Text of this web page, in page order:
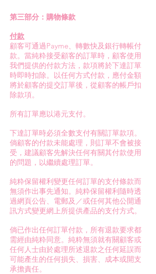
第三部分：購物條款
付款
顧客可通過Payme、轉數快及銀行轉帳付
款。當純粋接受顧客的訂單時，顧客使用
我們提供的付款方法，款項將於下達訂單
時即時扣除。以任何方式付款，應付金額
將於顧客的提交訂單後，從顧客的帳戶扣
除款項。
所有訂單應以港元支付。
下達訂單時必須全數支付有關訂單款項。
倘顧客的付款未能處理，則訂單不會被接
受，建議顧客先解決任何有關其付款使用
的問題，以繼續處理訂單。
純粋保留權利變更任何訂單的支付條款而
無須作出事先通知。純粋保留權利隨時透
過網頁公告、電郵及／或任何其他公開通
訊方式變更網上所提供產品的支付方式。
倘已作出任何訂單付款，所有退款要求都
需經由純粋同意。純粋無須就有關顧客或
任何人士由於處理所述退款之任何延誤而
可能產生的任何損失、損害、成本或開支
承擔責任。